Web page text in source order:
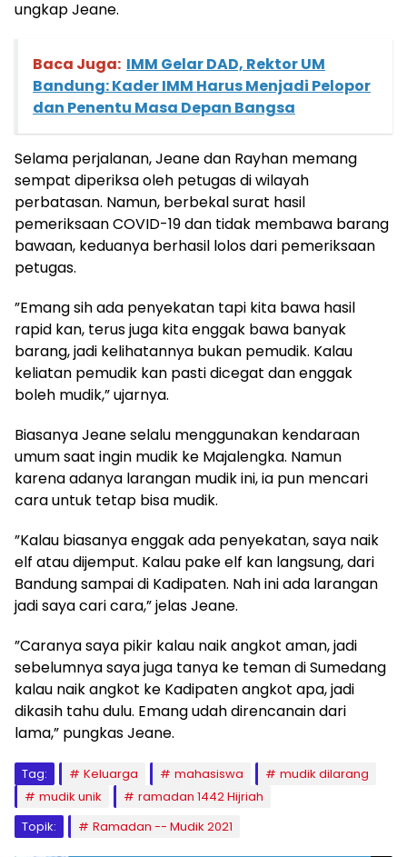
ungkap Jeane.
Baca Juga: IMM Gelar DAD, Rektor UM
Bandung: Kader IMM Harus Menjadi Pelopor
dan Penentu Masa Depan Bangsa
Selama perjalanan, Jeane dan Rayhan memang
sempat diperiksa oleh petugas di wilayah
perbatasan. Namun, berbekal surat hasil
pemeriksaan COVID-19 dan tidak membawa barang
bawaan, keduanya berhasil lolos dari pemeriksaan
petugas.
”Emang sih ada penyekatan tapi kita bawa hasil
rapid kan, terus juga kita enggak bawa banyak
barang, jadi kelihatannya bukan pemudik. Kalau
keliatan pemudik kan pasti dicegat dan enggak
boleh mudik,” ujarnya.
Biasanya Jeane selalu menggunakan kendaraan
umum saat ingin mudik ke Majalengka. Namun
karena adanya larangan mudik ini, ia pun mencari
cara untuk tetap bisa mudik.
”Kalau biasanya enggak ada penyekatan, saya naik
elf atau dijemput. Kalau pake elf kan langsung, dari
Bandung sampai di Kadipaten. Nah ini ada larangan
jadi saya cari cara,” jelas Jeane.
”Caranya saya pikir kalau naik angkot aman, jadi
sebelumnya saya juga tanya ke teman di Sumedang
kalau naik angkot ke Kadipaten angkot apa, jadi
dikasih tahu dulu. Emang udah direncanain dari
lama,” pungkas Jeane.
Tag: Keluarga mahasiswa
mudik dilarang
mudik unik
ramadan 1442 Hijriah
Topik:
Ramadan -- Mudik 2021